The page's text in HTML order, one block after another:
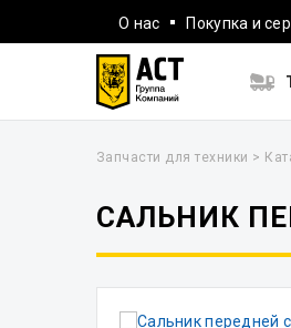
О нас Покупка и
Запчасти для техники >
САЛЬНИК